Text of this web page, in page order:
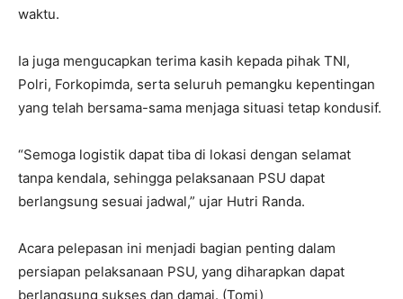
waktu.
Ia juga mengucapkan terima kasih kepada pihak TNI,
Polri, Forkopimda, serta seluruh pemangku kepentingan
yang telah bersama-sama menjaga situasi tetap kondusif.
“Semoga logistik dapat tiba di lokasi dengan selamat
tanpa kendala, sehingga pelaksanaan PSU dapat
berlangsung sesuai jadwal,” ujar Hutri Randa.
Acara pelepasan ini menjadi bagian penting dalam
persiapan pelaksanaan PSU, yang diharapkan dapat
berlangsung sukses dan damai. (Tomi)